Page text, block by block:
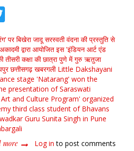
पर बिखेरा जादू सरस्वती वंदना की प्रस्तुति से
द्वारा आयोजित इस 'इंडियन आर्ट एंड
कक्षा की छात्रा पुणे में गुरु ऋतुजा
छत्तीसगढ़ खबरगली Little Dakshayani
stage 'Natarang' won the
presentation of Saraswati
and Culture Program' organized
third class student of Bhavans
Guru Sunita Singh in Pune
more about Log in to post comments